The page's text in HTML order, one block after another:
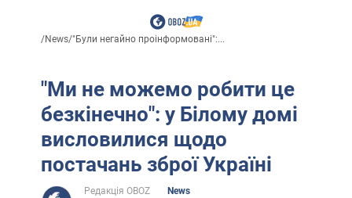
/News/"Були негайно проінформовані":...
"Ми не можемо робити це
безкінечно": у Білому домі
висловилися щодо
постачань зброї Україні
Редакція OBOZ
News